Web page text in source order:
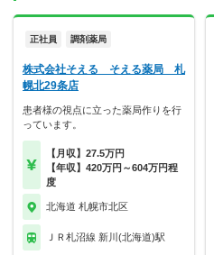
正社員 調剤薬局
株式会社そえる そえる薬局 札
幌北29条店
患者様の視点に立った薬局作りを行
っています。
【月収】27.5万円
【年収】420万円～604万円程
度
北海道 札幌市北区
ＪＲ札沼線 新川(北海道)駅